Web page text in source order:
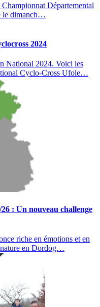
Départemental
le dimanch…
2024
National 2024. Voici les
Cyclo-Cross Ufole…
: Un nouveau challenge
riche en émotions et en
nature en Dordog…